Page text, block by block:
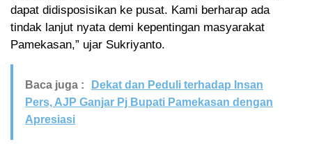
dapat didisposisikan ke pusat. Kami berharap ada
tindak lanjut nyata demi kepentingan masyarakat
Pamekasan,” ujar Sukriyanto.
Baca juga :
Dekat dan Peduli terhadap Insan
Pers, AJP Ganjar Pj Bupati Pamekasan dengan
Apresiasi